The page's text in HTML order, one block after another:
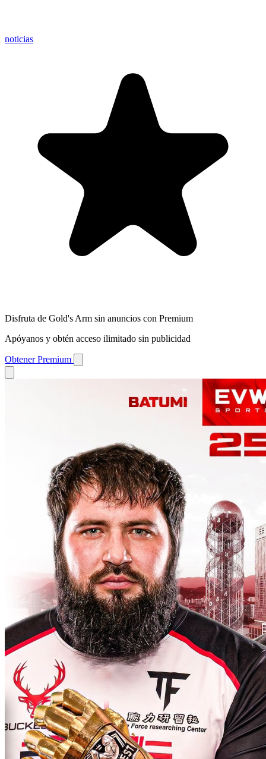
noticias
Disfruta de Gold's Arm sin anuncios con Premium
Apóyanos y obtén acceso ilimitado sin publicidad
Obtener Premium